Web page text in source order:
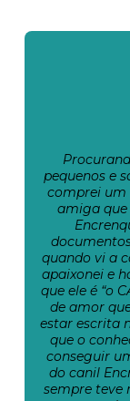
pequenos e
comprei um
amiga que
quando vi a
apaixonei e
que ele é “o
de amor
estar escrita
que o
conseguir
do canil
sempre teve